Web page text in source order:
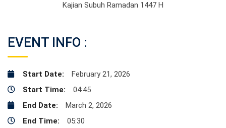
Kajian Subuh Ramadan 1447 H
EVENT INFO :
Start Date:
February 21, 2026
Start Time:
04:45
End Date:
March 2, 2026
End Time:
05:30